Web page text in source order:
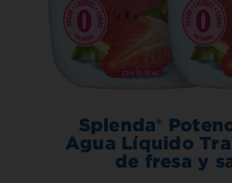
Splenda®
Agua Líquido
de fresa y